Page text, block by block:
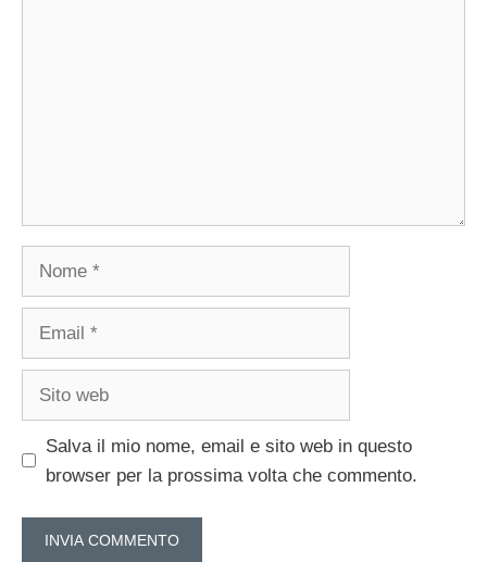
Nome
Email
Sito
Salva il mio nome, email e sito web in questo
browser per la prossima volta che commento.